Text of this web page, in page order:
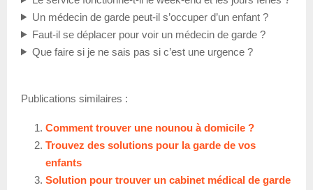
Un médecin de garde peut-il s’occuper d’un enfant ?
Faut-il se déplacer pour voir un médecin de garde ?
Que faire si je ne sais pas si c’est une urgence ?
Publications similaires :
Comment trouver une nounou à domicile ?
Trouvez des solutions pour la garde de vos
enfants
Solution pour trouver un cabinet médical de garde